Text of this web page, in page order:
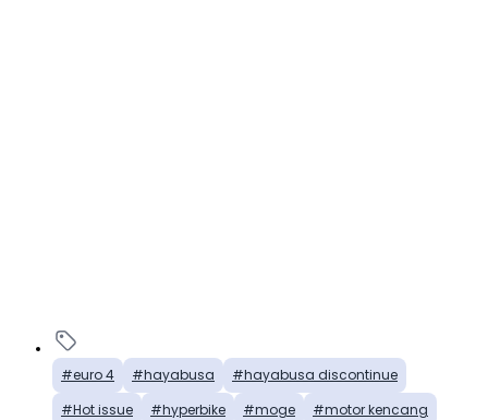
euro 4 hayabusa
hayabusa discontinue
Hot issue
hyperbike moge
motor kencang